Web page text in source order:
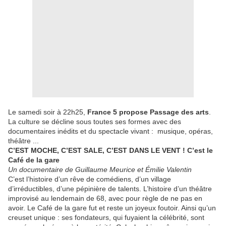
Le samedi soir à 22h25, France 5 propose Passage des arts
La culture se décline sous toutes ses formes avec des
documentaires inédits et du spectacle vivant : musique, opéras,
théâtre ...
C’EST MOCHE, C’EST SALE, C’EST DANS LE VENT ! C’est le
Café de la gare
Un documentaire de Guillaume Meurice et Émilie Valentin
C’est l’histoire d’un rêve de comédiens, d’un village
d’irréductibles, d’une pépinière de talents. L’histoire d’un théâtre
improvisé au lendemain de 68, avec pour règle de ne pas en
avoir. Le Café de la gare fut et reste un joyeux foutoir. Ainsi qu’un
creuset unique : ses fondateurs, qui fuyaient la célébrité, sont